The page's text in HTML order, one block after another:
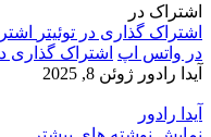
اشتراک در
اشتراک گذاری در توئیتر
در واتس اپ اشتراک گذاری
آیدا رادور ژوئن 8, 2025
آیدا رادور